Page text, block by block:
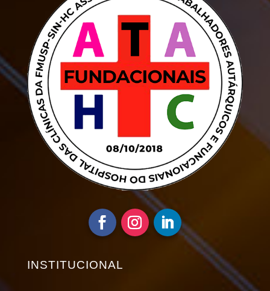
INSTITUCIONAL